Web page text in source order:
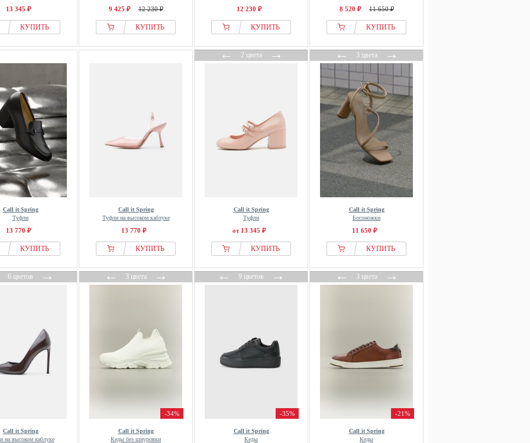
13 345 ₽
КУПИТЬ
9 425 ₽ 12 230 ₽
КУПИТЬ
12 230 ₽
КУПИТЬ
8 520 ₽ 11 650 ₽
КУПИТЬ
Call it Spring
Туфли
13 770 ₽
КУПИТЬ
Call it Spring
Туфли на высоком каблуке
13 770 ₽
КУПИТЬ
←2 цвета→
Call it Spring
Туфли
от 13 345 ₽
КУПИТЬ
←3 цвета→
Call it Spring
Босоножки
11 650 ₽
КУПИТЬ
6 цветов→
Call it Spring
на высоком каблуке
←3 цвета→
-34%
Call it Spring
Кеды без шнуровки
←9 цветов→
-35%
Call it Spring
Кеды
←3 цвета→
-21%
Call it Spring
Кеды